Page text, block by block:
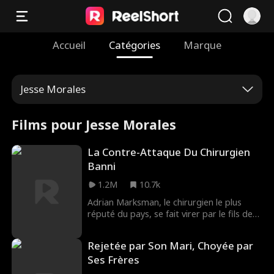
Accueil Catégories Marque
Jesse Morales
Films pour Jesse Morales
La Contre-Attaque Du Chirurgien
Banni
1.2M
10.7k
Adrian Marksman, le chirurgien le plus
réputé du pays, se fait virer par le fils de
directrice d'un hôpital concurrent. Cette
alliance stratégique pousse son ancien
Rejetée par Son Mari, Choyée par
Ses Frères